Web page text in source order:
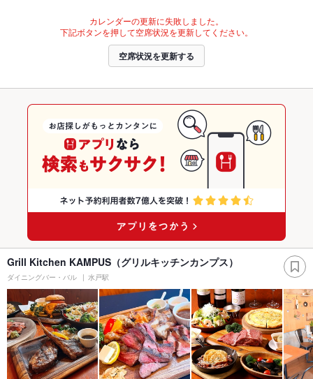
カレンダーの更新に失敗しました。
下記ボタンを押して空席状況を更新してください。
空席状況を更新する
Grill Kitchen KAMPUS（グリルキッチンカンプス）
ダイニングバー・バル 水戸駅